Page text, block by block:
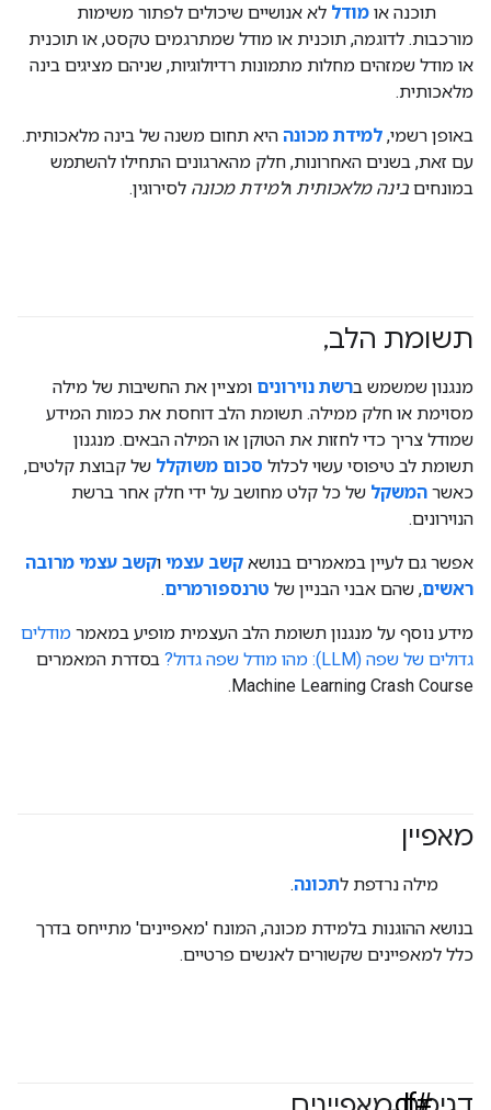
תוכנה או מודל לא אנושיים שיכולים לפתור משימות
מורכבות. לדוגמה, תוכנית או מודל שמתרגמים טקסט, או תוכנית
או מודל שמזהים מחלות מתמונות רדיולוגיות, שניהם מציגים בינה
מלאכותית.
באופן רשמי, למידת מכונה היא תחום משנה של בינה מלאכותית.
עם זאת, בשנים האחרונות, חלק מהארגונים התחילו להשתמש
במונחים בינה מלאכותית ולמידת מכונה לסירוגין.
תשומת הלב,
מנגנון שמשמש ברשת נוירונים ומציין את החשיבות של מילה
מסוימת או חלק ממילה. תשומת הלב דוחסת את כמות המידע
שמודל צריך כדי לחזות את הטוקן או המילה הבאים. מנגנון
תשומת לב טיפוסי עשוי לכלול סכום משוקלל של קבוצת קלטים,
כאשר המשקל של כל קלט מחושב על ידי חלק אחר ברשת
הנוירונים.
אפשר גם לעיין במאמרים בנושא קשב עצמי וקשב עצמי מרובה
ראשים, שהם אבני הבניין של טרנספורמרים.
מידע נוסף על מנגנון תשומת הלב העצמית מופיע במאמר מודלים
גדולים של שפה (LLM): מהו מודל שפה גדול?
בסדרת המאמרים
Machine Learning Crash Course.
מאפיין
#responsible
מילה נרדפת לתכונה.
בנושא ההוגנות בלמידת מכונה, המונח 'מאפיינים' מתייחס בדרך
כלל למאפיינים שקשורים לאנשים פרטיים.